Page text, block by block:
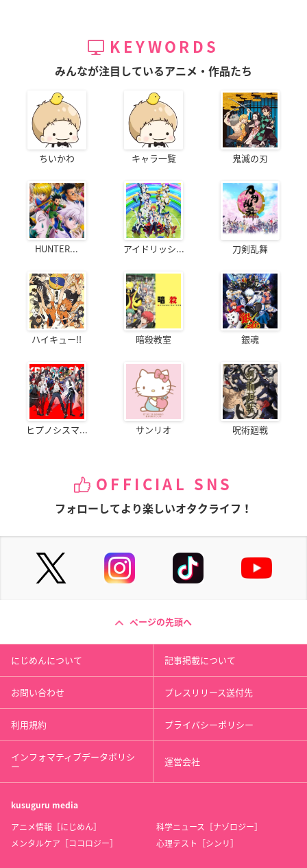
KEYWORDS
みんなが注目しているアニメ・作品たち
ちいかわ キャラ一覧 鬼滅の刃
HUNTER... アイドリッシ... 刀剣乱舞
ハイキュー!! 暗殺教室 銀魂
ヒプノシスマ... サンリオ 呪術廻戦
OFFICIAL SNS
フォローしてより楽しいオタクライフ！
ページの先頭へ
にじめんについて 記事掲載について
お問い合わせ プレスリリース送付先
利用規約 プライバシーポリシー
インフォマティブデータポリシ
ー 運営会社
kusuguru media
アニメ情報［にじめん］
科学ニュース［ナゾロジー］
メンタルケア［ココロジー］
心理テスト［シンリ］